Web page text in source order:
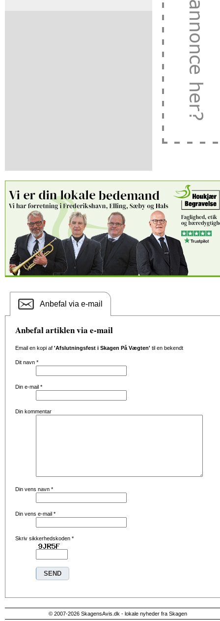
Anbefal via e-mail
Anbefal artiklen via e-mail
Email en kopi af 'Afslutningsfest i Skagen På Vægten' til en bekendt
Dit navn *
Din e-mail *
Din kommentar
Din vens navn *
Din vens e-mail *
Skriv sikkerhedskoden *
© 2007-2026 SkagensAvis.dk - lokale nyheder fra Skagen